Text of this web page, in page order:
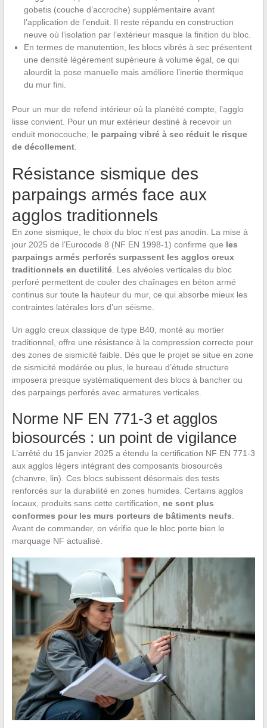
gobetis (couche d’accroche) supplémentaire avant
l’application de l’enduit. Il reste répandu en construction
neuve où l’isolation par l’extérieur masque la finition du bloc.
En termes de manutention, les blocs vibrés à sec présentent
une densité légèrement supérieure à volume égal, ce qui
alourdit la pose manuelle mais améliore l’inertie thermique
du mur fini.
Pour un mur de refend intérieur où la planéité compte, l’agglo
lisse convient. Pour un mur extérieur destiné à recevoir un
enduit monocouche, le parpaing vibré à sec réduit le risque
de décollement.
Résistance sismique des
parpaings armés face aux
agglos traditionnels
En zone sismique, le choix du bloc n’est pas anodin. La mise à
jour 2025 de l’Eurocode 8 (NF EN 1998-1) confirme que les
parpaings armés perforés surpassent les agglos creux
traditionnels en ductilité. Les alvéoles verticales du bloc
perforé permettent de couler des chaînages en béton armé
continus sur toute la hauteur du mur, ce qui absorbe mieux les
contraintes latérales lors d’un séisme.
Un agglo creux classique de type B40, monté au mortier
traditionnel, offre une résistance à la compression correcte pour
des zones de sismicité faible. Dès que le projet se situe en zone
de sismicité modérée ou plus, le bureau d’étude structure
imposera presque systématiquement des blocs à bancher ou
des parpaings perforés avec armatures verticales.
Norme NF EN 771-3 et agglos
biosourcés : un point de vigilance
L’arrêté du 15 janvier 2025 a étendu la certification NF EN 771-3
aux agglos légers intégrant des composants biosourcés
(chanvre, lin). Ces blocs subissent désormais des tests
renforcés sur la durabilité en zones humides. Certains agglos
locaux, produits sans cette certification, ne sont plus
conformes pour les murs porteurs de bâtiments neufs.
Avant de commander, on vérifie que le bloc porte bien le
marquage NF actualisé.